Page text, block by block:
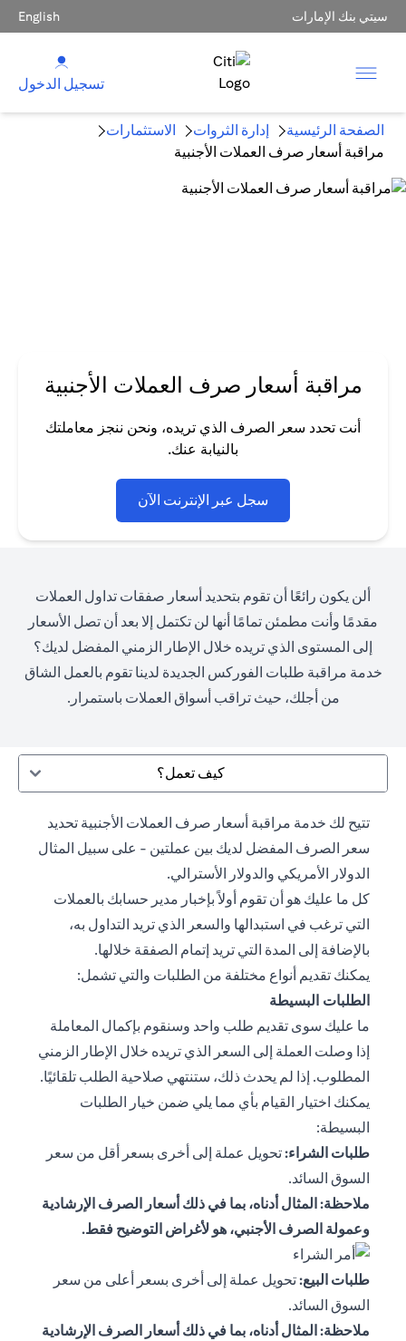
سيتي بنك الإمارات English
تسجيل الدخول
الصفحة الرئيسية إدارة الثروات
الاستثمارات
مراقبة أسعار صرف العملات الأجنبية
مراقبة أسعار صرف العملات الأجنبية
أنت تحدد سعر الصرف الذي تريده، ونحن ننجز معاملتك
بالنيابة عنك.
سجل عبر الإنترنت الآن
ألن يكون رائعًا أن تقوم بتحديد أسعار صفقات تداول العملات
مقدمًا وأنت مطمئن تمامًا أنها لن تكتمل إلا بعد أن تصل الأسعار
إلى المستوى الذي تريده خلال الإطار الزمني المفضل لديك؟
خدمة مراقبة طلبات الفوركس الجديدة لدينا تقوم بالعمل الشاق
من أجلك، حيث تراقب أسواق العملات باستمرار.
كيف تعمل؟
تتيح لك خدمة مراقبة أسعار صرف العملات الأجنبية تحديد
سعر الصرف المفضل لديك بين عملتين - على سبيل المثال
الدولار الأمريكي والدولار الأسترالي.
كل ما عليك هو أن تقوم أولاً بإخبار مدير حسابك بالعملات
التي ترغب في استبدالها والسعر الذي تريد التداول به،
بالإضافة إلى المدة التي تريد إتمام الصفقة خلالها.
يمكنك تقديم أنواع مختلفة من الطلبات والتي تشمل:
الطلبات البسيطة
ما عليك سوى تقديم طلب واحد وسنقوم بإكمال المعاملة
إذا وصلت العملة إلى السعر الذي تريده خلال الإطار الزمني
المطلوب. إذا لم يحدث ذلك، ستنتهي صلاحية الطلب تلقائيًا.
يمكنك اختيار القيام بأي مما يلي ضمن خيار الطلبات
البسيطة:
طلبات الشراء:تحويل عملة إلى أخرى بسعر أقل من سعر
السوق السائد.
ملاحظة: المثال أدناه، بما في ذلك أسعار الصرف الإرشادية
وعمولة الصرف الأجنبي، هو لأغراض التوضيح فقط.
طلبات البيع:تحويل عملة إلى أخرى بسعر أعلى من سعر
السوق السائد.
ملاحظة: المثال أدناه، بما في ذلك أسعار الصرف الإرشادية